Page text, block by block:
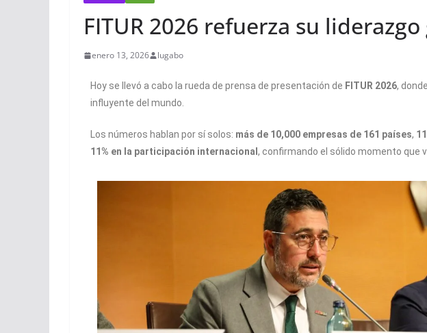
FITUR 2026 refuerza su
enero 13, 2026 lugabo
Hoy se llevó a cabo la rueda de prensa de presentación de FITUR 2026,
influyente del mundo.
Los números hablan por sí solos: más de 10,000 empresas de 161 países,
11% en la participación internacional , confirmando el sólido momento que